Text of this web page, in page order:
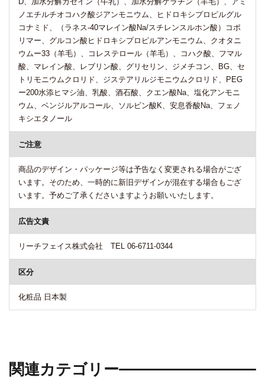
ノエチルチオコハク酸ジアンモニウム、ヒドロキシプロピルグル
コナミド、（ラネス-40マレイン酸Na/スチレンスルホン酸）コポ
リマー、グルコン酸ヒドロキシプロピルアンモニウム、クオタニ
ウムー33（羊毛）、コレステロール（羊毛）、コハク酸、フマル
酸、マレイン酸、レブリン酸、グリセリン、ジメチコン、BG、セ
トリモニウムクロリド、ジステアリルジモニウムクロリド、PEG
ー200水添ヒマシ油、乳酸、酒石酸、クエン酸Na、塩化アンモニ
ウム、ベンジルアルコール、ソルビン酸K、安息香酸Na、フェノ
キシエタノール
ご注意
商品のデザイン・パッケージ等は予告なく変更される場合がござ
います。そのため、一時的に新旧デザインが混在する場合もござ
います。予めご了承くださいますようお願いいたします。
広告文責
リーチフェイス株式会社 TEL 06-6711-0344
区分
化粧品 日本製
関連カテゴリー